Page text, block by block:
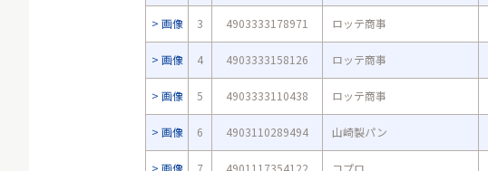
画像 3 4903333178971 ロッテ商事
画像 4 4903333158126 ロッテ商事
画像 5 4903333110438 ロッテ商事
画像 6 4903110289494 山崎製パン
画像 7 4901117354122 コプロ